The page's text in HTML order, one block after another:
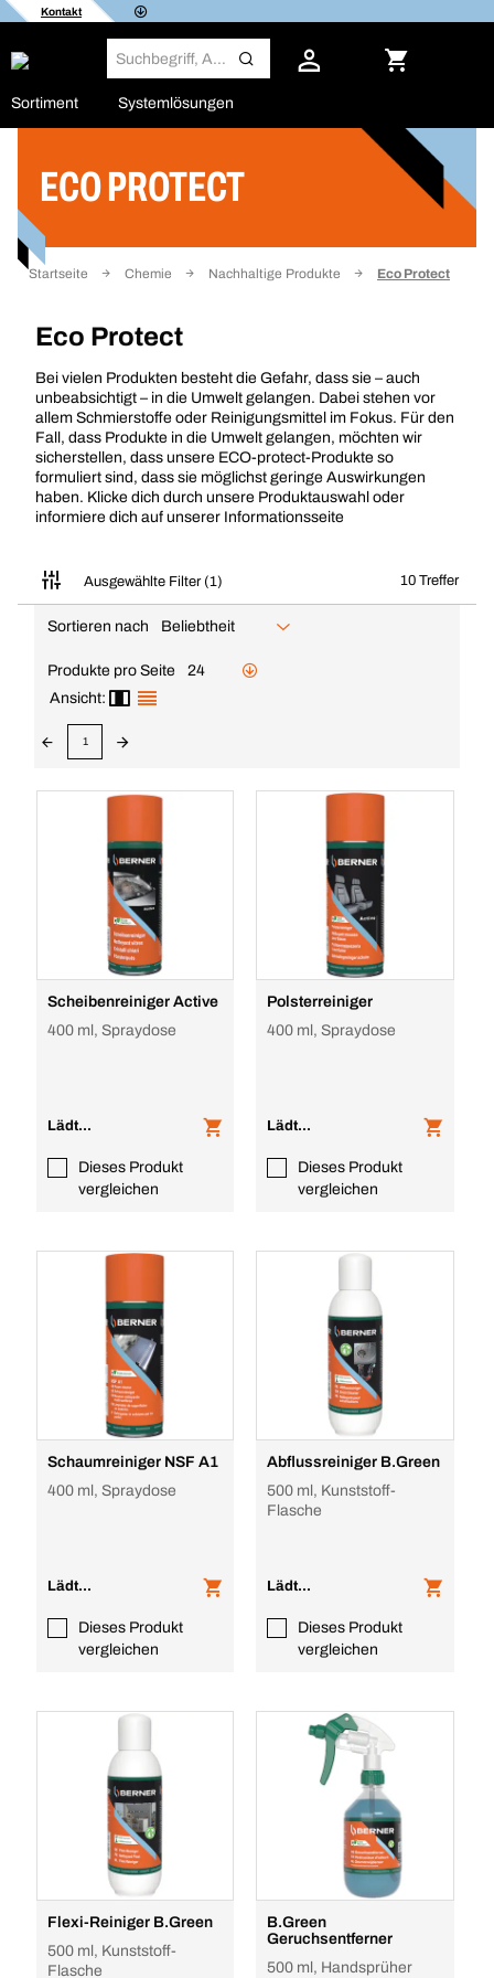
Kontakt
Sortiment Systemlösungen
ECO PROTECT
Startseite Chemie Nachhaltige Produkte Eco Protect
Eco Protect
Bei vielen Produkten besteht die Gefahr, dass sie – auch
unbeabsichtigt – in die Umwelt gelangen. Dabei stehen vor
allem Schmierstoffe oder Reinigungsmittel im Fokus. Für den
Fall, dass Produkte in die Umwelt gelangen, möchten wir
sicherstellen, dass unsere ECO-protect-Produkte so
formuliert sind, dass sie möglichst geringe Auswirkungen
haben. Klicke dich durch unsere Produktauswahl oder
informiere dich auf unserer Informationsseite
Ausgewählte Filter (1) 10 Treffer
Filter
Sortieren nach Beliebtheit
Produkte pro Seite
24
Ansicht:
1
Scheibenreiniger Active
400 ml, Spraydose
Lädt...
Dieses Produkt
vergleichen
Polsterreiniger
400 ml, Spraydose
Lädt...
Dieses Produkt
vergleichen
Schaumreiniger NSF A1
400 ml, Spraydose
Lädt...
Dieses Produkt
vergleichen
Abflussreiniger B.Green
500 ml, Kunststoff-
Flasche
Lädt...
Dieses Produkt
vergleichen
Flexi-Reiniger B.Green
500 ml, Kunststoff-
Flasche
B.Green
Geruchsentferner
500 ml, Handsprüher